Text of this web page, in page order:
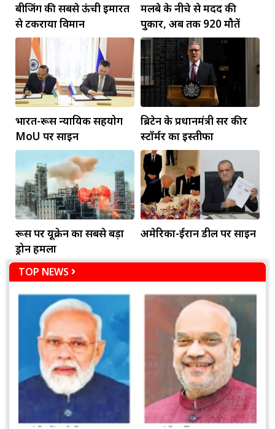
बीजिंग की सबसे ऊंची इमारत
से टकराया विमान
मलबे के नीचे से मदद की
पुकार, अब तक 920 मौतें
भारत-रूस न्यायिक सहयोग
MoU पर साइन
ब्रिटेन के प्रधानमंत्री सर कीर
स्टॉर्मर का इस्तीफा
रूस पर यूक्रेन का सबसे बड़ा
ड्रोन हमला
अमेरिका-ईरान डील पर साइन
TOP NEWS